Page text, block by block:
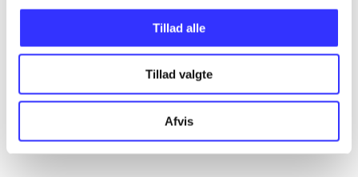
Tillad alle
Tillad valgte
Afvis
...
...